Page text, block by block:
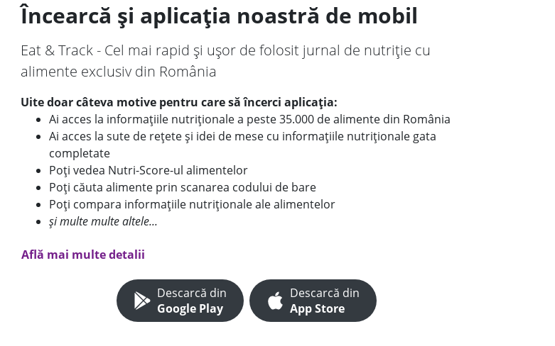
Încearcă și aplicația noastră de mobil
Eat & Track - Cel mai rapid și ușor de folosit jurnal de nutriție cu
alimente exclusiv din România
Uite doar câteva motive pentru care să încerci aplicația:
Ai acces la informațiile nutriționale a peste 35.000 de alimente din România
Ai acces la sute de rețete și idei de mese cu informațiile nutriționale gata
completate
Poți vedea Nutri-Score-ul alimentelor
Poți căuta alimente prin scanarea codului de bare
Poți compara informațiile nutriționale ale alimentelor
și multe multe altele...
Află mai multe detalii
Descarcă din
Google Play
Descarcă din
App Store